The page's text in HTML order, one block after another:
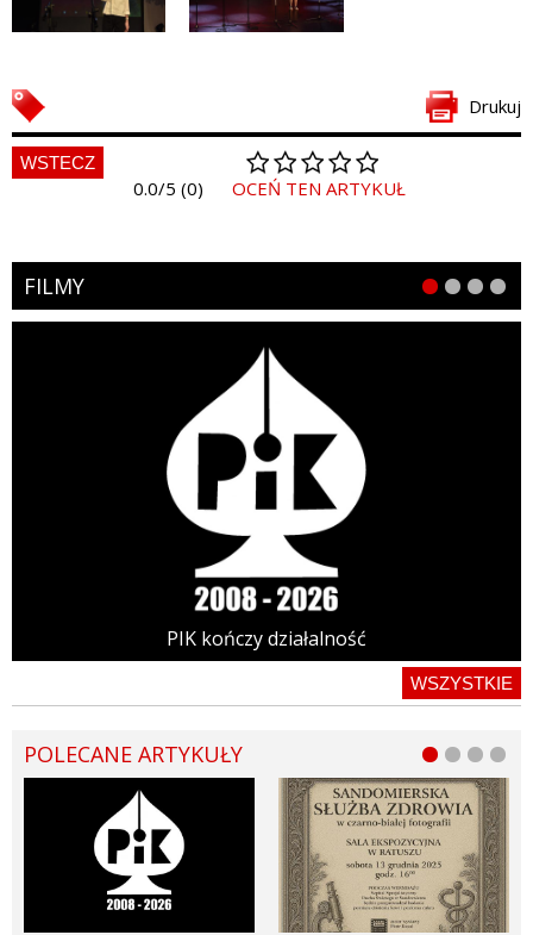
Drukuj
WSTECZ
0.0/5 (0) OCEŃ TEN ARTYKUŁ
FILMY
PIK kończy działalność
WSZYSTKIE
POLECANE ARTYKUŁY